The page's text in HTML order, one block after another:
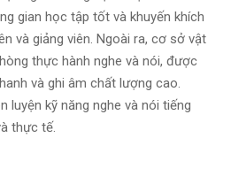
gian học tập tốt và khuyến khích
và giảng viên. Ngoài ra, cơ sở vật
thực hành nghe và nói, được
và ghi âm chất lượng cao.
luyện kỹ năng nghe và nói tiếng
thực tế.